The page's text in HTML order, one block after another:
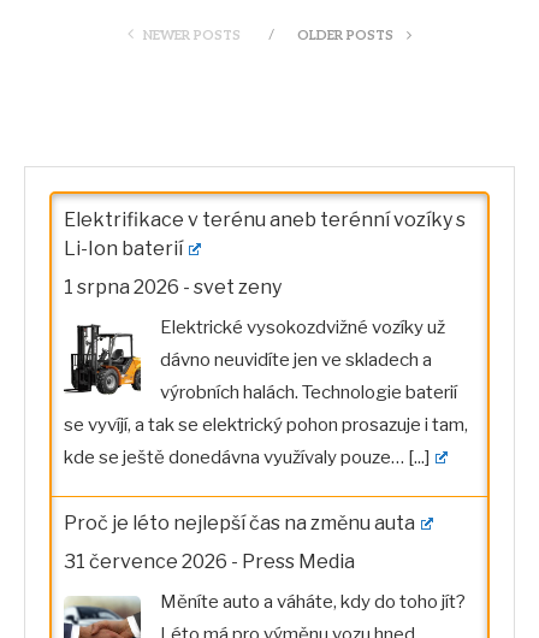
NEWER POSTS OLDER POSTS
Elektrifikace v terénu aneb terénní vozíky s
Li-Ion baterií
1 srpna 2026 - svet zeny
Elektrické vysokozdvižné vozíky už
dávno neuvidíte jen ve skladech a
výrobních halách. Technologie baterií
se vyvíjí, a tak se elektrický pohon prosazuje i tam,
kde se ještě donedávna využívaly pouze… [...]
Proč je léto nejlepší čas na změnu auta
31 července 2026 - Press Media
Měníte auto a váháte, kdy do toho jít?